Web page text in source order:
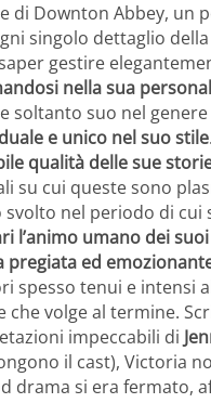
di Downton Abbey, un
singolo dettaglio
gestire
nella sua
soltanto suo nel
e unico nel suo stile
qualità delle sue
su cui queste sono
nel periodo di
l’animo umano dei
ed
spesso tenui e intensi
volge al termine.
impeccabili di
il cast), Victoria
drama si era fermato,